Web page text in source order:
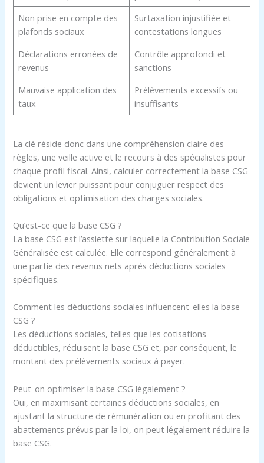
Non prise en compte des
plafonds sociaux
Surtaxation injustifiée et
contestations longues
Déclarations erronées de
revenus
Contrôle approfondi et
sanctions
Mauvaise application des
taux
Prélèvements excessifs ou
insuffisants
La clé réside donc dans une compréhension claire des
règles, une veille active et le recours à des spécialistes pour
chaque profil fiscal. Ainsi, calculer correctement la base CSG
devient un levier puissant pour conjuguer respect des
obligations et optimisation des charges sociales.
Qu’est-ce que la base CSG ?
La base CSG est l’assiette sur laquelle la Contribution Sociale
Généralisée est calculée. Elle correspond généralement à
une partie des revenus nets après déductions sociales
spécifiques.
Comment les déductions sociales influencent-elles la base
CSG ?
Les déductions sociales, telles que les cotisations
déductibles, réduisent la base CSG et, par conséquent, le
montant des prélèvements sociaux à payer.
Peut-on optimiser la base CSG légalement ?
Oui, en maximisant certaines déductions sociales, en
ajustant la structure de rémunération ou en profitant des
abattements prévus par la loi, on peut légalement réduire la
base CSG.